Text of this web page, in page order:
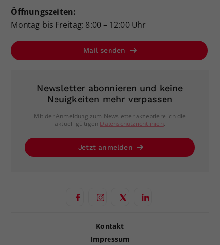
Öffnungszeiten:
Montag bis Freitag: 8:00 – 12:00 Uhr
Mail senden
Newsletter abonnieren und keine
Neuigkeiten mehr verpassen
Mit der Anmeldung zum Newsletter akzeptiere ich die
aktuell gültigen Datenschutzrichtlinien.
Jetzt anmelden
Kontakt
Impressum